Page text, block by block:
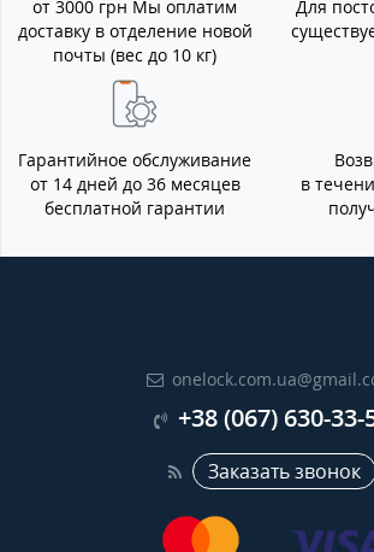
от 3000 грн Мы оплатим
доставку в отделение новой
почты (вес до 10 кг)
Для
Гарантийное обслуживание
от 14 дней до 36 месяцев
бесплатной гарантии
в
+38 (067) 630-33-
Заказать звонок